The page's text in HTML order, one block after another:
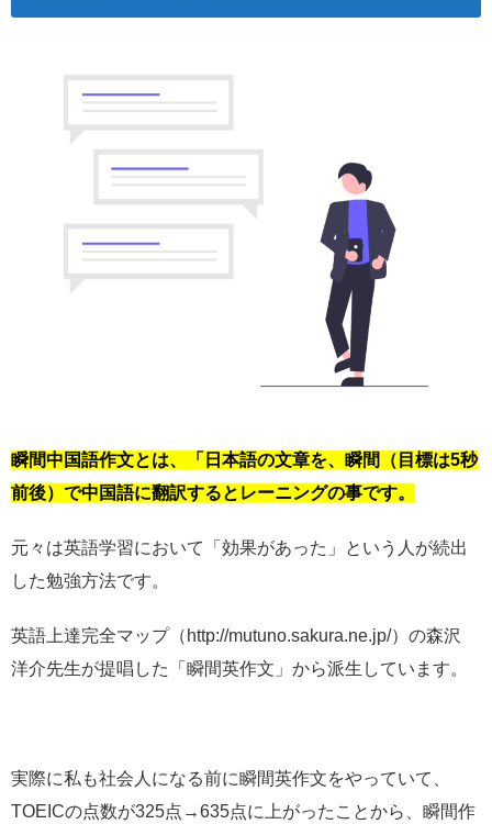
瞬間中国語作文とは、「日本語の文章を、瞬間（目標は5秒
前後）で中国語に翻訳するとレーニングの事です。
元々は英語学習において「効果があった」という人が続出
した勉強方法です。
英語上達完全マップ（http://mutuno.sakura.ne.jp/）の森沢
洋介先生が提唱した「瞬間英作文」から派生しています。
実際に私も社会人になる前に瞬間英作文をやっていて、
TOEICの点数が325点→635点に上がったことから、瞬間作